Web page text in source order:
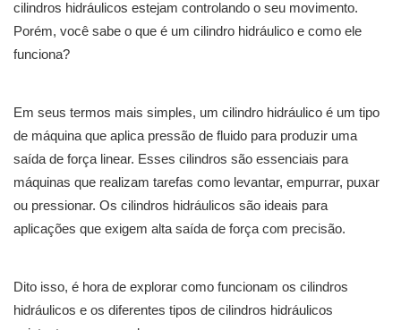
cilindros hidráulicos estejam controlando o seu movimento.
Porém, você sabe o que é um cilindro hidráulico e como ele
funciona?
Em seus termos mais simples, um cilindro hidráulico é um tipo
de máquina que aplica pressão de fluido para produzir uma
saída de força linear. Esses cilindros são essenciais para
máquinas que realizam tarefas como levantar, empurrar, puxar
ou pressionar. Os cilindros hidráulicos são ideais para
aplicações que exigem alta saída de força com precisão.
Dito isso, é hora de explorar como funcionam os cilindros
hidráulicos e os diferentes tipos de cilindros hidráulicos